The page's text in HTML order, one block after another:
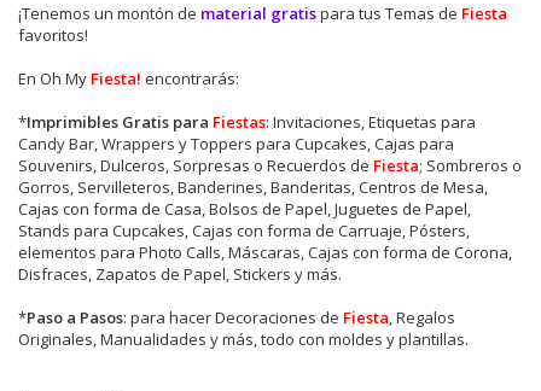
¡Tenemos un montón de material gratispara tus Temas de Fiesta
favoritos!
En Oh My Fiesta! encontrarás:
*Imprimibles Gratis para Fiestas: Invitaciones, Etiquetas para
Candy Bar, Wrappers y Toppers para Cupcakes, Cajas para
Souvenirs, Dulceros, Sorpresas o Recuerdos de Fiesta; Sombreros o
Gorros, Servilleteros, Banderines, Banderitas, Centros de Mesa,
Cajas con forma de Casa, Bolsos de Papel, Juguetes de Papel,
Stands para Cupcakes, Cajas con forma de Carruaje, Pósters,
elementos para Photo Calls, Máscaras, Cajas con forma de Corona,
Disfraces, Zapatos de Papel, Stickers y más.
*Paso a Pasos: para hacer Decoraciones de Fiesta , Regalos
Originales, Manualidades y más, todo con moldes y plantillas.